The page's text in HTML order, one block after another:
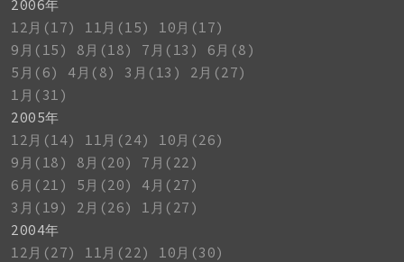
2006年
12月(17)
11月(15)
10月(17)
9月(15)
8月(18) 7月(13)
6月(8)
5月(6)
4月(8) 3月(13)
2月(27)
1月(31)
2005年
12月(14)
11月(24)
10月(26)
9月(18)
8月(20)
7月(22)
6月(21)
5月(20)
4月(27)
3月(19)
2月(26)
1月(27)
2004年
12月(27)
11月(22)
10月(30)